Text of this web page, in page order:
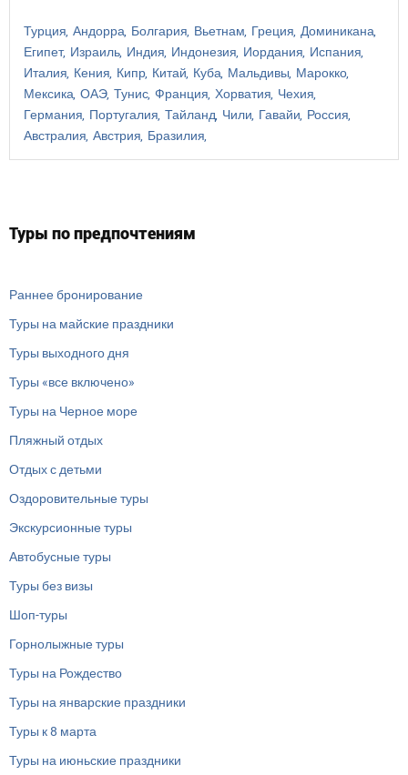
Турция Андорра Болгария Вьетнам Греция Доминикана
Египет Израиль Индия Индонезия Иордания Испания
Италия Кения Кипр Китай Куба Мальдивы Марокко
Мексика ОАЭ Тунис Франция Хорватия Чехия
Германия Португалия Тайланд Чили Гавайи Россия
Австралия Австрия Бразилия
Туры по предпочтениям
Раннее бронирование
Туры на майские праздники
Туры выходного дня
Туры «все включено»
Туры на Черное море
Пляжный отдых
Отдых с детьми
Оздоровительные туры
Экскурсионные туры
Автобусные туры
Туры без визы
Шоп-туры
Горнолыжные туры
Туры на Рождество
Туры на январские праздники
Туры к 8 марта
Туры на июньские праздники